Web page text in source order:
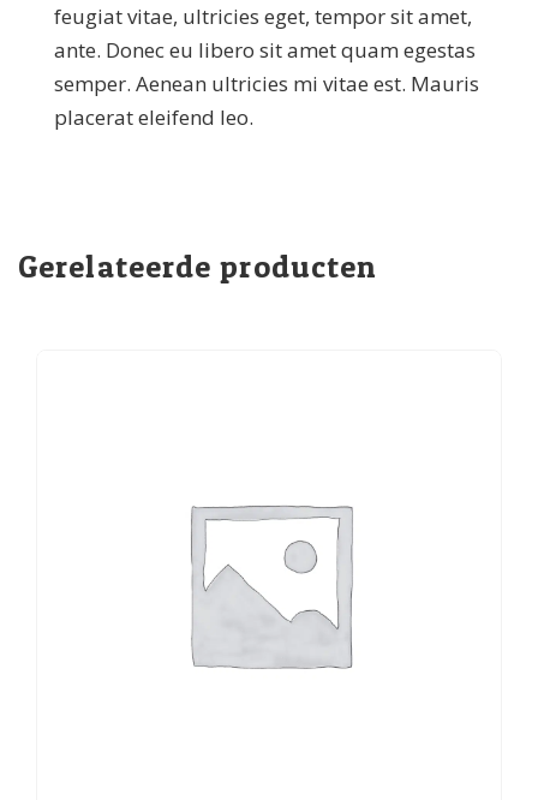
feugiat vitae, ultricies eget, tempor sit amet,
ante. Donec eu libero sit amet quam egestas
semper. Aenean ultricies mi vitae est. Mauris
placerat eleifend leo.
Gerelateerde producten